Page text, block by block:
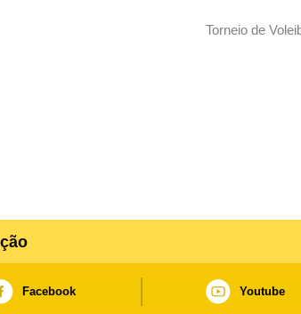
Torneio de
Facebook Youtube